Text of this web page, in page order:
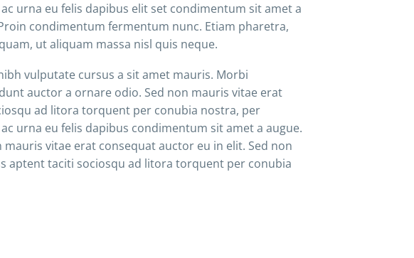
urna eu felis dapibus elit set condimentum sit amet a
condimentum fermentum nunc. Etiam pharetra,
ut aliquam massa nisl quis neque.
vulputate cursus a sit amet mauris. Morbi
auctor a ornare odio. Sed non mauris vitae erat
ad litora torquent per conubia nostra, per
urna eu felis dapibus condimentum sit amet a augue.
vitae erat consequat auctor eu in elit. Sed non
aptent taciti sociosqu ad litora torquent per conubia